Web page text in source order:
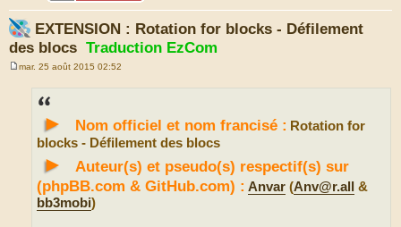
EXTENSION : Rotation for blocks - Défilement
des blocs Traduction EzCom
mar. 25 août 2015 02:52
► Nom officiel et nom francisé : Rotation for
blocks - Défilement des blocs
►
Auteur(s) et pseudo(s) respectif(s) sur
(phpBB.com & GitHub.com) : Anvar (Anv@r.all
&
bb3mobi)